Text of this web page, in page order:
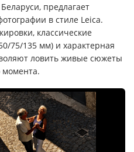
предлагает
в стиле Leica.
классические
75/135 мм) и характерная
ловить живые сюжеты
момента.